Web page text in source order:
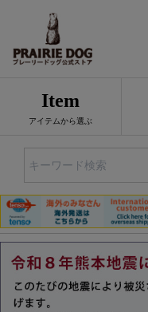
Item
アイテムから選ぶ